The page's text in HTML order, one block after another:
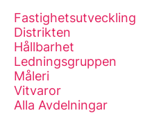
Fastighetsutveckling
Distrikten
Hållbarhet
Ledningsgruppen
Måleri
Vitvaror
Alla Avdelningar